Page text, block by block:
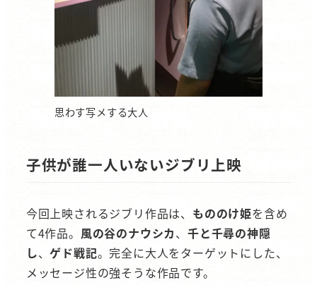
思わす写メする大人
子供が誰一人いないジブリ上映
今回上映されるジブリ作品は、 もののけ姫を含め
て4作品。 風の谷のナウシカ、千と千尋の神隠
し、ゲド戦記。完全に大人をターゲットにした、
メッセージ性の強そうな作品です。